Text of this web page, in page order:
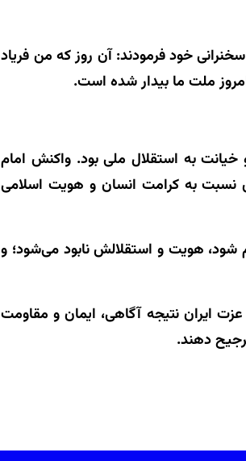
اسلامی در ۱۳۵۷، امام خمینی در سخنرانی خود فرمودند: آن روز که من فریاد
ملت ما بیدار شده است.
خیانت به استقلال ملی بود. واکنش امام
نسبت به کرامت انسان و هویت اسلامی
شود، هویت و استقلالش نابود می‌شود؛ و
ایران نتیجه آگاهی، ایمان و مقاومت
دهند.